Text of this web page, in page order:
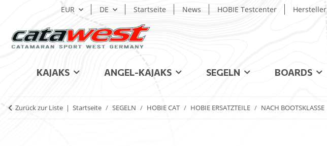
EUR DE Startseite News HOBIE Testcenter Hersteller
KAJAKS ANGEL-KAJAKS SEGELN BOARDS
Zurück zur Liste Startseite SEGELN HOBIE CAT HOBIE ERSATZTEILE NACH BOOTSKLASSE